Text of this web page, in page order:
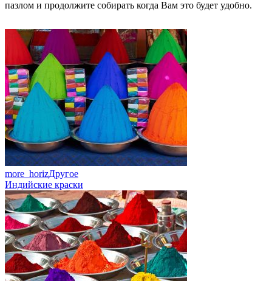
пазлом и продолжите собирать когда Вам это будет удобно.
more_horizДругое
Индийские краски